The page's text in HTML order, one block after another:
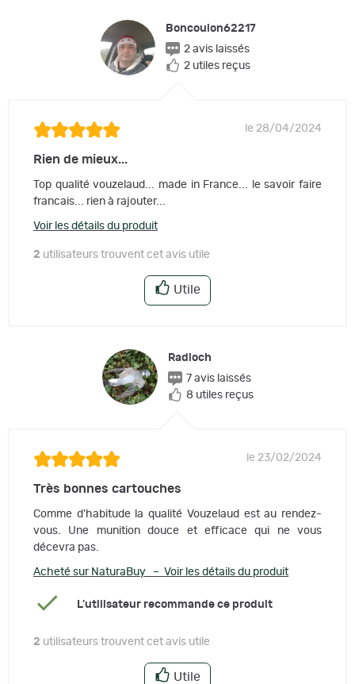
Boncoulon62217
2 avis laissés
2 utiles reçus
le 28/04/2024
Rien de mieux...
Top qualité vouzelaud... made in France... le savoir faire
francais... rien à rajouter...
Voir les détails du produit
2 utilisateurs trouvent cet avis utile
Utile
Radioch
7 avis laissés
8 utiles reçus
le 23/02/2024
Très bonnes cartouches
Comme d'habitude la qualité Vouzelaud est au rendez-
vous. Une munition douce et efficace qui ne vous
décevra pas.
Acheté sur NaturaBuy – Voir les détails du produit
L'utilisateur recommande ce produit
2 utilisateurs trouvent cet avis utile
Utile